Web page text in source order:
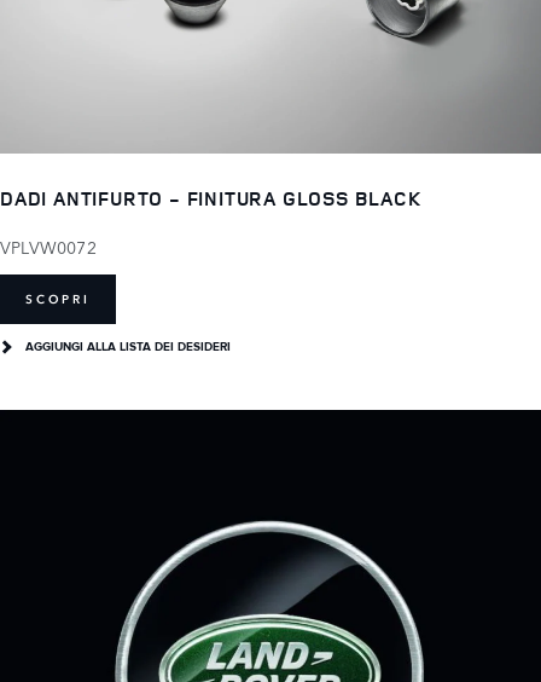
DADI ANTIFURTO - FINITURA GLOSS BLACK
VPLVW0072
SCOPRI
AGGIUNGI ALLA LISTA DEI DESIDERI